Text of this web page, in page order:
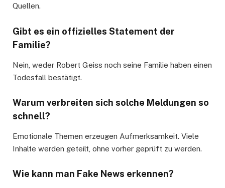
Quellen.
Gibt es ein offizielles Statement der
Familie?
Nein, weder Robert Geiss noch seine Familie haben einen
Todesfall bestätigt.
Warum verbreiten sich solche Meldungen so
schnell?
Emotionale Themen erzeugen Aufmerksamkeit. Viele
Inhalte werden geteilt, ohne vorher geprüft zu werden.
Wie kann man Fake News erkennen?